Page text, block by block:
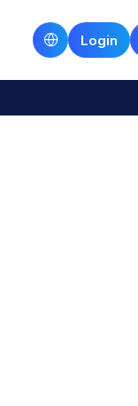
Login